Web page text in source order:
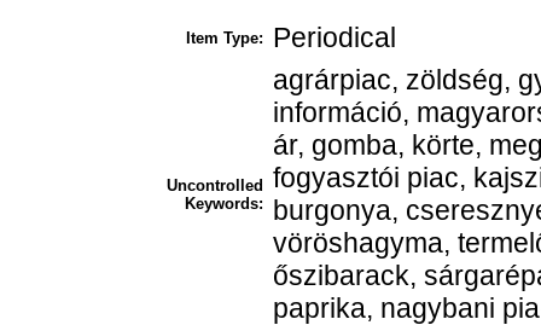
Item Type: Periodical
Uncontrolled
Keywords:
agrárpiac, zöldség,
információ,
ár, gomba, körte,
fogyasztói piac,
burgonya,
vöröshagyma,
őszibarack,
paprika, nagybani